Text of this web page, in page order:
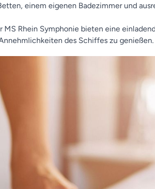
einem eigenen Badezimmer und
Rhein Symphonie bieten eine
des Schiffes zu genießen.